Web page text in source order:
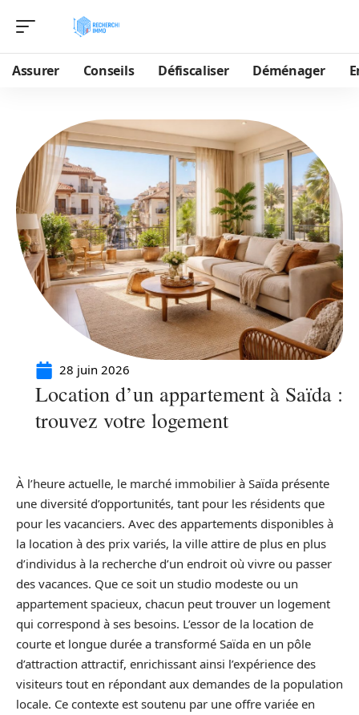
Assurer Conseils Défiscaliser Déménager
28 juin 2026
Location d’un appartement à Saïda :
trouvez votre logement
À l’heure actuelle, le marché immobilier à Saïda présente
une diversité d’opportunités, tant pour les résidents que
pour les vacanciers. Avec des appartements disponibles à
la location à des prix variés, la ville attire de plus en plus
d’individus à la recherche d’un endroit où vivre ou passer
des vacances. Que ce soit un studio modeste ou un
appartement spacieux, chacun peut trouver un logement
qui correspond à ses besoins. L’essor de la location de
courte et longue durée a transformé Saïda en un pôle
d’attraction attractif, enrichissant ainsi l’expérience des
visiteurs tout en répondant aux demandes de la population
locale. Ce contexte est soutenu par une offre variée en